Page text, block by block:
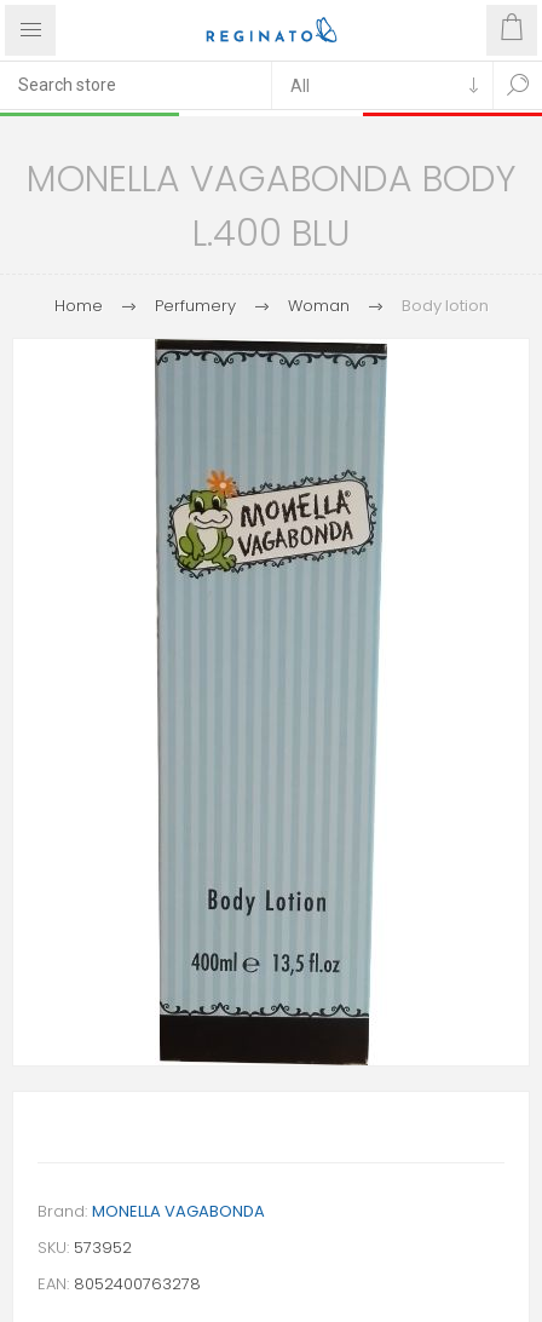
MONELLA VAGABONDA BODY
L.400 BLU
Home Perfumery Woman Body lotion
Brand: MONELLA VAGABONDA
SKU: 573952
EAN: 8052400763278